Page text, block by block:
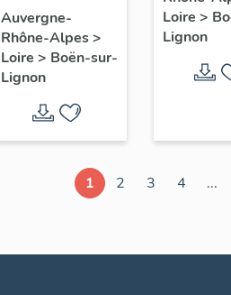
jardin
d'agrément
du château
de Boën
Auvergne-
Rhône-Alpes>
Loire > Boën-sur-
Lignon
Loire >
Lignon
1 2 3 4 ...